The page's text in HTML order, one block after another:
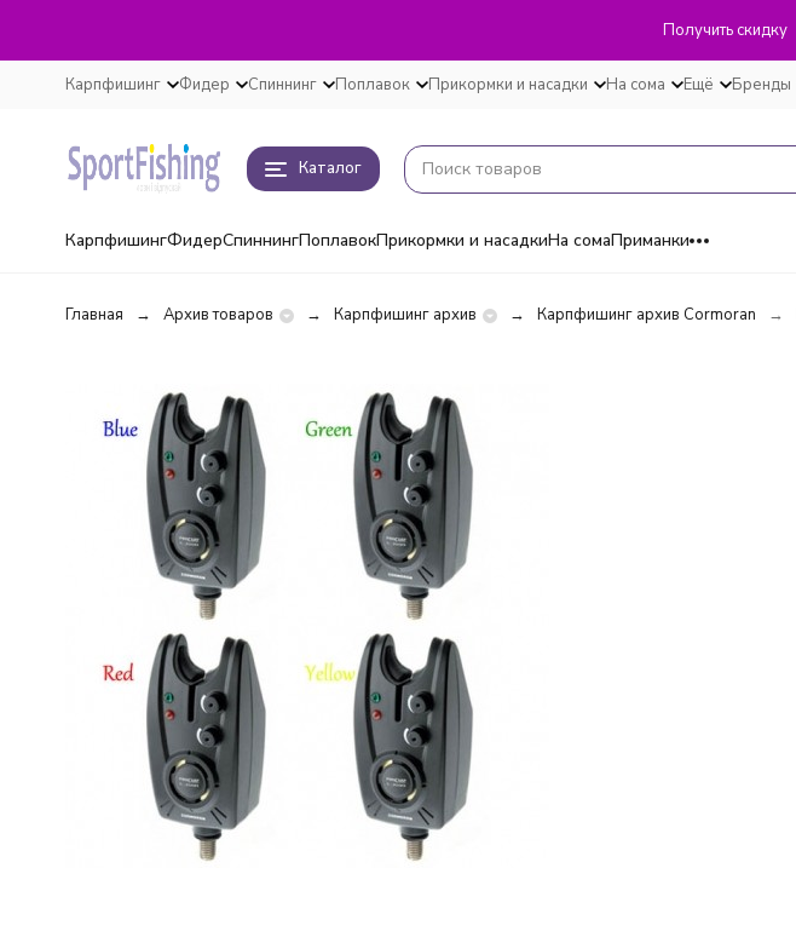
Получить скидку
Карпфишинг Фидер Спиннинг Поплавок Прикормки и насадки На сома Ещё Бренды
Каталог
КарпфишингФидерСпиннингПоплавокПрикормки и насадкиНа сомаПриманки
Главная Архив товаров Карпфишинг архив Карпфишинг архив Cormoran